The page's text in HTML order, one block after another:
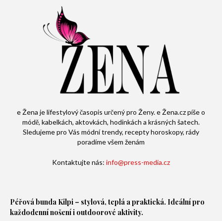
e Žena je lifestylový časopis určený pro Ženy. e Žena.cz píše o
módě, kabelkách, aktovkách, hodinkách a krásných šatech.
Sledujeme pro Vás módní trendy, recepty horoskopy, rády
poradíme všem ženám
Kontaktujte nás: info@press-media.cz
Péřová bunda Kilpi – stylová, teplá a praktická. Ideální pro
každodenní nošení i outdoorové aktivity.